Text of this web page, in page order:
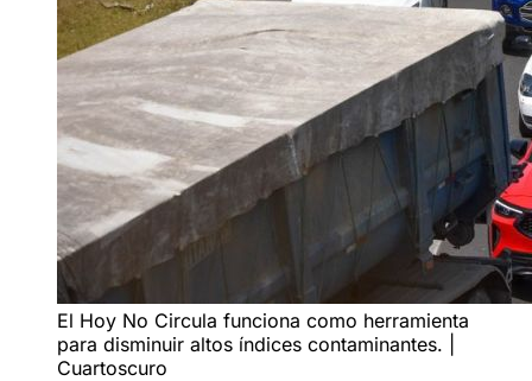
El Hoy No Circula funciona como herramienta
para disminuir altos índices contaminantes. |
Cuartoscuro